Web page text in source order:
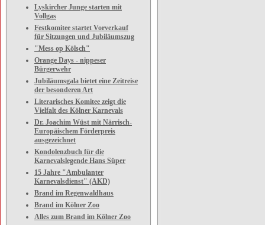
Lyskircher Junge starten mit
Vollgas
Festkomitee startet Vorverkauf
für Sitzungen und Jubiläumszug
"Mess op Kölsch"
Orange Days - nippeser
Bürgerwehr
Jubiläumsgala bietet eine Zeitreise
der besonderen Art
Literarisches Komitee zeigt die
Vielfalt des Kölner Karnevals
Dr. Joachim Wüst mit Närrisch-
Europäischem Förderpreis
ausgezeichnet
Kondolenzbuch für die
Karnevalslegende Hans Süper
15 Jahre "Ambulanter
Karnevalsdienst" (AKD)
Brand im Regenwaldhaus
Brand im Kölner Zoo
Alles zum Brand im Kölner Zoo